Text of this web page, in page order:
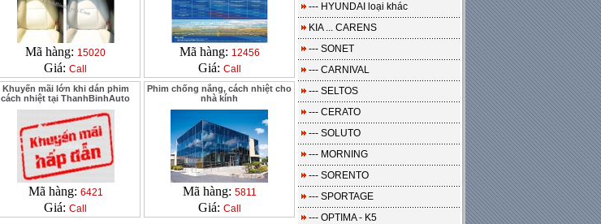
Mã hàng: 15020
Giá: Call
Mã hàng: 12456
Giá: Call
Khuyến mãi lớn khi dán phim
cách nhiệt tại ThanhBinhAuto
Mã hàng: 6421
Giá: Call
Phim chống nắng, cách nhiệt cho
nhà kính
Mã hàng: 5811
Giá: Call
--- HYUNDAI loại khác
KIA ... CARENS
--- SONET
--- CARNIVAL
--- SELTOS
--- CERATO
--- SOLUTO
--- MORNING
--- SORENTO
--- SPORTAGE
--- OPTIMA - K5